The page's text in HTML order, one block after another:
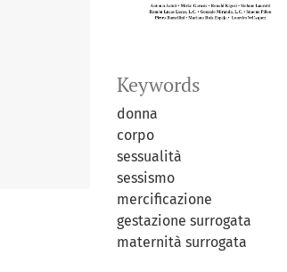
Keywords
donna
corpo
sessualità
sessismo
mercificazione
gestazione surrogata
maternità surrogata